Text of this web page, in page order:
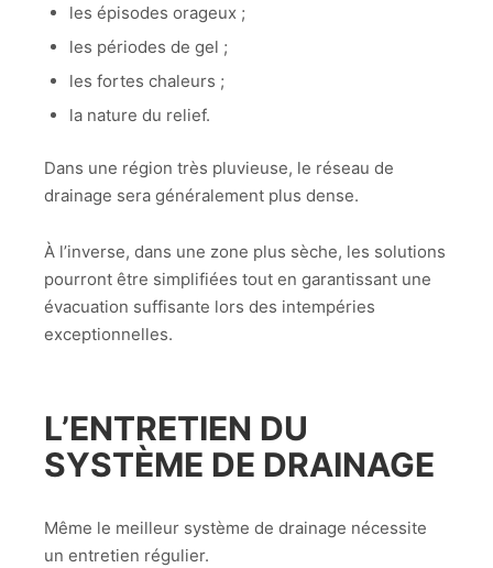
les épisodes orageux ;
les périodes de gel ;
les fortes chaleurs ;
la nature du relief.
Dans une région très pluvieuse, le réseau de
drainage sera généralement plus dense.
À l’inverse, dans une zone plus sèche, les solutions
pourront être simplifiées tout en garantissant une
évacuation suffisante lors des intempéries
exceptionnelles.
L’ENTRETIEN DU
SYSTÈME DE DRAINAGE
Même le meilleur système de drainage nécessite
un entretien régulier.